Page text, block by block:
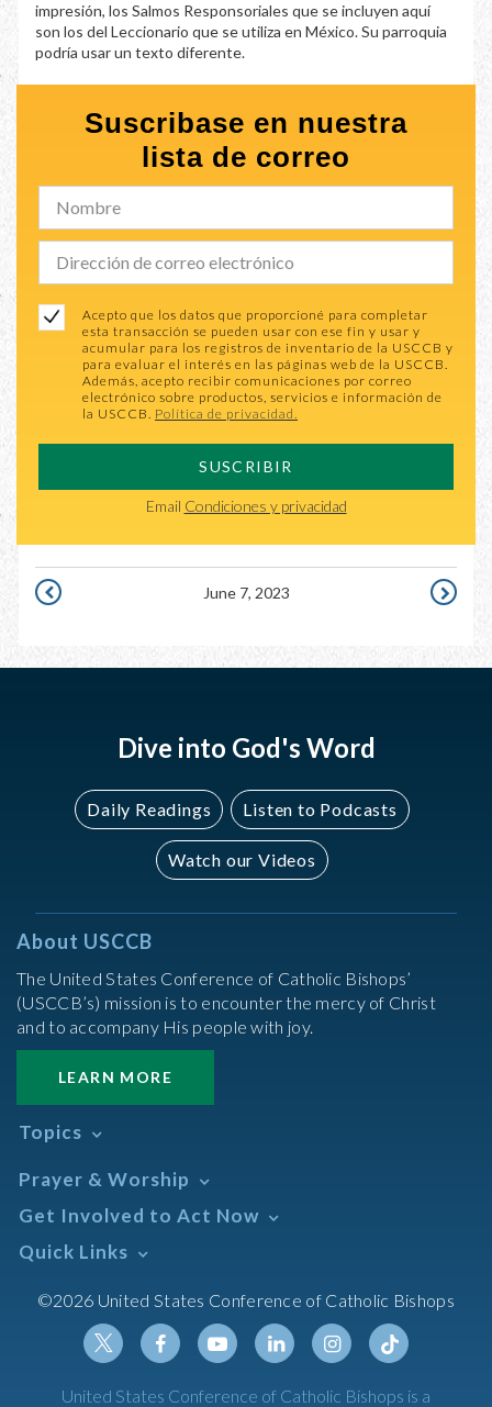
impresión, los Salmos Responsoriales que se incluyen aquí
son los del Leccionario que se utiliza en México. Su parroquia
podría usar un texto diferente.
Suscribase en nuestra
lista de correo
Acepto que los datos que proporcioné para completar
esta transacción se pueden usar con ese fin y usar y
acumular para los registros de inventario de la USCCB y
para evaluar el interés en las páginas web de la USCCB.
Además, acepto recibir comunicaciones por correo
electrónico sobre productos, servicios e información de
la USCCB. Política de privacidad.
SUSCRIBIR
Email Condiciones y privacidad
2023
June 7, 2023
2023
Dive into God's Word
Daily Readings Listen to Podcasts
Watch our Videos
About USCCB
The United States Conference of Catholic Bishops’
(USCCB’s) mission is to encounter the mercy of Christ
and to accompany His people with joy.
LEARN MORE
Topics
Africa
African American
Annual Report
Asian/Pacific Islander
Assisted Suicide
Prayer & Worship
Daily Readings Calendar
Search Mass Times
Prayer
Sacraments
The Mass
Get Involved to Act Now
Take Action
Meetings & Events
Quick Links
Resources
Calendars
Newsletter Signup
Social Media
©2026 United States Conference of Catholic Bishops
TwitterFacebookYoutubeLinkedinInstagramTiktok
United States Conference of Catholic Bishops is a